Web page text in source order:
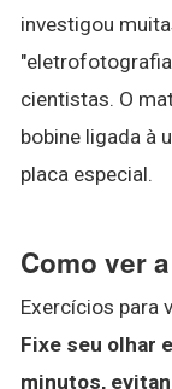
investigou
cientistas. O
bobine ligada à
placa especial.
Como ver
Exercícios para
Fixe seu olhar
minutos,